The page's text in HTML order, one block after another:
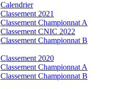
Calendrier
Classement 2021
Classement Championnat A
Classement CNIC 2022
Classement Championnat B
Classement 2020
Classement Championnat A
Classement Championnat B